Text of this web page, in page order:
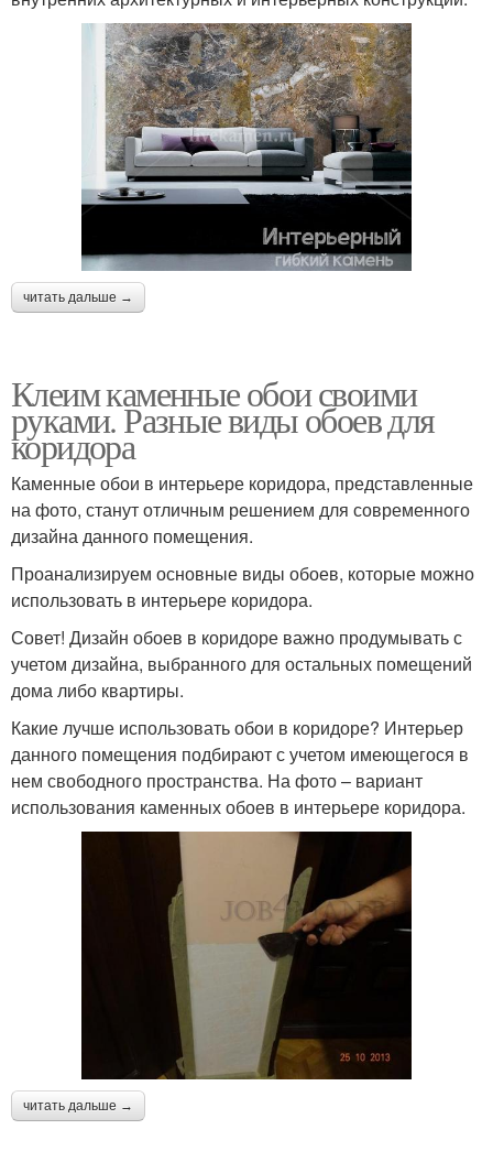
читать дальше →
Клеим каменные обои своими
руками. Разные виды обоев для
коридора
Каменные обои в интерьере коридора, представленные
на фото, станут отличным решением для современного
дизайна данного помещения.
Проанализируем основные виды обоев, которые можно
использовать в интерьере коридора.
Совет! Дизайн обоев в коридоре важно продумывать с
учетом дизайна, выбранного для остальных помещений
дома либо квартиры.
Какие лучше использовать обои в коридоре? Интерьер
данного помещения подбирают с учетом имеющегося в
нем свободного пространства. На фото – вариант
использования каменных обоев в интерьере коридора.
читать дальше →